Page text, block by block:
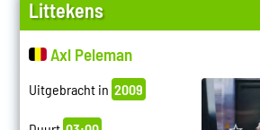
Littekens
Axl Peleman
Uitgebracht in 2009